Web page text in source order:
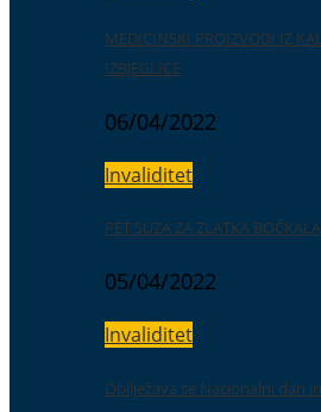
MEDICINSKI PROIZVODI IZ
IZBJEGLICE
06/04/2022
Invaliditet
PET SUZA ZA ZLATKA BOČKALA
05/04/2022
Invaliditet
Obilježava se Nacionalni dan